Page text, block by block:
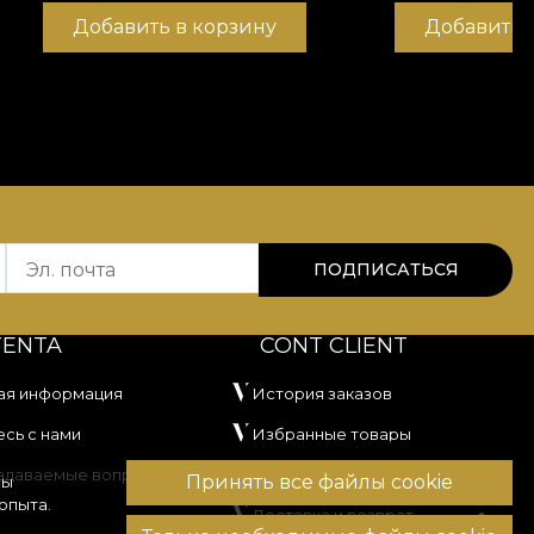
Добавить в корзину Добавить
Принять все файлы cookie
Эл. почта ПОДПИСАТЬСЯ
информация
с нами
вопросы
CONT CLIENT
История заказов
Избранные товары
Способы оплаты
Доставка и возврат